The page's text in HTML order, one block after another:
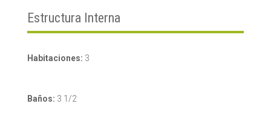
Estructura Interna
Habitaciones: 3
Baños: 3 1/2